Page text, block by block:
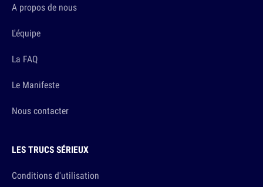
A propos de nous
L'équipe
La FAQ
Le Manifeste
Nous contacter
LES TRUCS SÉRIEUX
Conditions d'utilisation